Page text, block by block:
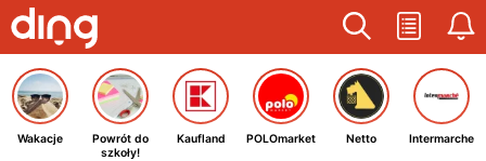
Wakacje
Powrót do
szkoły!
Kaufland POLOmarket Netto Intermarche